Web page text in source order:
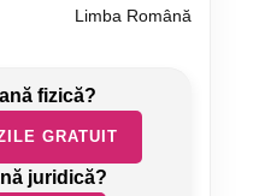
Limba Română
GRATUIT